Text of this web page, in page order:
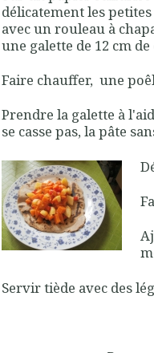
délicatement les
avec un rouleau à
une galette de 12 cm
Faire chauffer, une
Prendre la galette à
se casse pas, la pâte
Servir tiède avec des